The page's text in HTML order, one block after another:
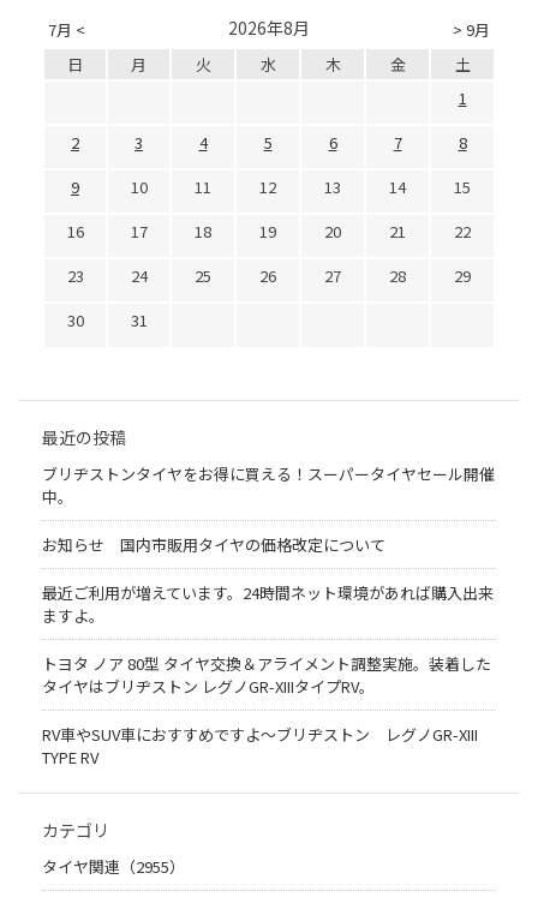
7月 < > 9月
2026年8月
日 月 火 水 木 金
土
1
2
3 4 5 6 7
8
9
10 11 12 13 14
15
16
17 18 19 20 21
22
23
24 25 26 27 28
29
30
31
最近の投稿
ブリヂストンタイヤをお得に買える！スーパータイヤセール開催
中。
お知らせ 国内市販用タイヤの価格改定について
最近ご利用が増えています。24時間ネット環境があれば購入出来
ますよ。
トヨタ ノア 80型 タイヤ交換＆アライメント調整実施。装着した
タイヤはブリヂストン レグノGR-XIIIタイプRV。
RV車やSUV車におすすめですよ〜ブリヂストン レグノGR-XIII
TYPE RV
カテゴリ
タイヤ関連（2955）